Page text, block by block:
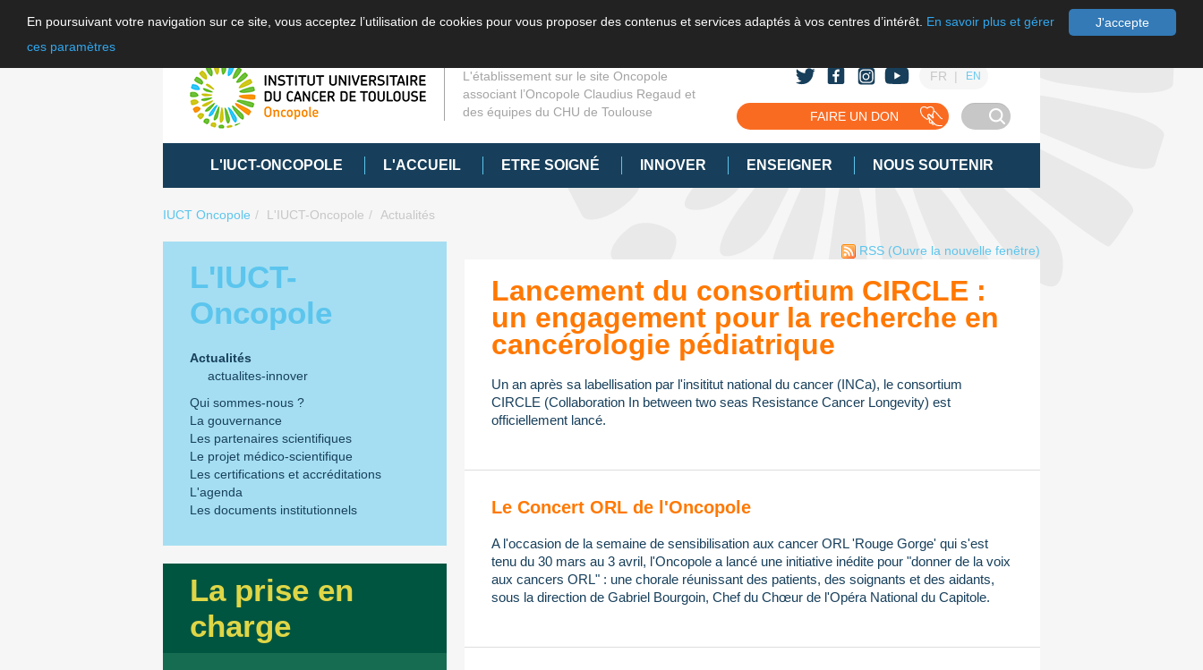
J'accepte
En poursuivant votre navigation sur ce site, vous acceptez l’utilisation de cookies pour vous proposer des contenus et services adaptés à vos centres d’intérêt. En savoir plus et gérer
ces paramètres
L'établissement sur le site Oncopole
associant l’Oncopole Claudius Regaud et
des équipes du CHU de Toulouse
FR EN
FAIRE UN DON
L'IUCT-ONCOPOLE L'ACCUEIL ETRE SOIGNÉ INNOVER ENSEIGNER NOUS SOUTENIR
IUCT Oncopole L'IUCT-Oncopole Actualités
L'IUCT-
Oncopole
Actualités
actualites-innover
Qui sommes-nous ?
La gouvernance
Les partenaires scientifiques
Le projet médico-scientifique
Les certifications et accréditations
L'agenda
Les documents institutionnels
La prise en
charge
RSS (Ouvre la nouvelle fenêtre)
Lancement du consortium CIRCLE :
un engagement pour la recherche en
cancérologie pédiatrique
Un an après sa labellisation par l'insititut national du cancer (INCa), le consortium
CIRCLE (Collaboration In between two seas Resistance Cancer Longevity) est
officiellement lancé.
Le Concert ORL de l'Oncopole
A l'occasion de la semaine de sensibilisation aux cancer ORL 'Rouge Gorge' qui s'est
tenu du 30 mars au 3 avril, l'Oncopole a lancé une initiative inédite pour "donner de la voix
aux cancers ORL" : une chorale réunissant des patients, des soignants et des aidants,
sous la direction de Gabriel Bourgoin, Chef du Chœur de l'Opéra National du Capitole.